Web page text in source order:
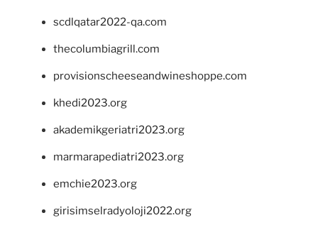
scdlqatar2022-qa.com
thecolumbiagrill.com
provisionscheeseandwineshoppe.com
khedi2023.org
akademikgeriatri2023.org
marmarapediatri2023.org
emchie2023.org
girisimselradyoloji2022.org